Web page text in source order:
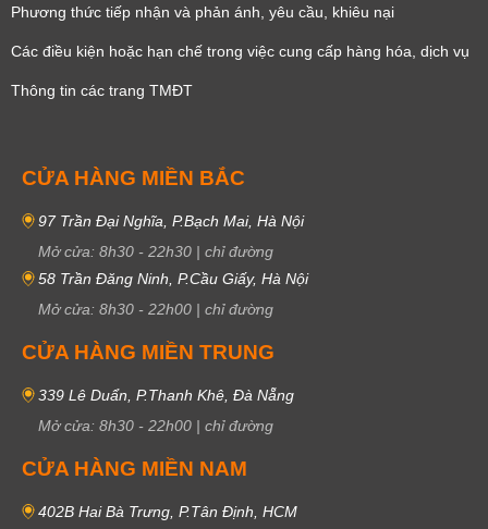
Phương thức tiếp nhận và phản ánh, yêu cầu, khiêu nại
Các điều kiện hoặc hạn chế trong việc cung cấp hàng hóa, dịch vụ
Thông tin các trang TMĐT
CỬA HÀNG MIỀN BẮC
97 Trần Đại Nghĩa, P.Bạch Mai, Hà Nội
Mở cửa: 8h30 - 22h30 | chỉ đường
58 Trần Đăng Ninh, P.Cầu Giấy, Hà Nội
Mở cửa: 8h30 - 22h00 | chỉ đường
CỬA HÀNG MIỀN TRUNG
339 Lê Duẩn, P.Thanh Khê, Đà Nẵng
Mở cửa: 8h30 - 22h00 | chỉ đường
CỬA HÀNG MIỀN NAM
402B Hai Bà Trưng, P.Tân Định, HCM